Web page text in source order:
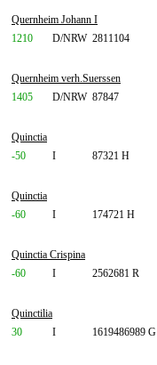
Quernheim Johann I
1210
D/NRW 2811104
Quernheim verh.Suerssen
1405
D/NRW 87847
Quinctia
-50
I 87321 H
Quinctia
-60
I 174721 H
Quinctia Crispina
-60
I 2562681 R
Quinctilia
30
I 1619486989 G